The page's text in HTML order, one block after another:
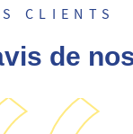
CLIENTS
de